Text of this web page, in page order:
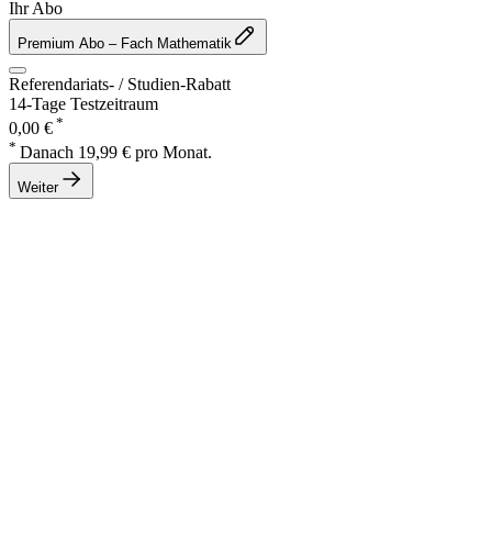
Ihr Abo
Premium Abo – Fach Mathematik
Referendariats- / Studien-Rabatt
14-Tage Testzeitraum
0,00 € *
* Danach 19,99 € pro Monat.
Weiter